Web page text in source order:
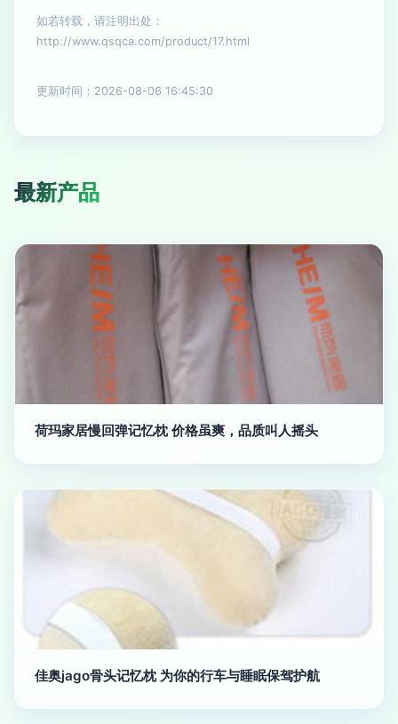
如若转载，请注明出处：
http://www.qsqca.com/product/17.html
更新时间：2026-08-06 16:45:30
最新产品
荷玛家居慢回弹记忆枕 价格虽爽，品质叫人摇头
佳奥jago骨头记忆枕 为你的行车与睡眠保驾护航